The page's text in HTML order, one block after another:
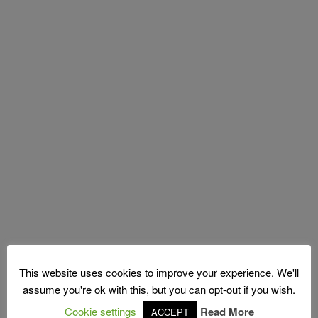
This website uses cookies to improve your experience. We'll
assume you're ok with this, but you can opt-out if you wish.
Cookie settings
ACCEPT Read More